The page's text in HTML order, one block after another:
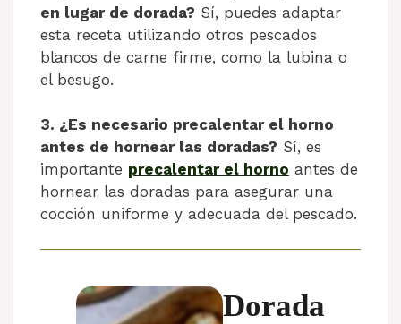
en lugar de dorada? Sí, puedes adaptar
esta receta utilizando otros pescados
blancos de carne firme, como la lubina o
el besugo.
3. ¿Es necesario precalentar el horno
antes de hornear las doradas? Sí, es
importante precalentar el horno antes de
hornear las doradas para asegurar una
cocción uniforme y adecuada del pescado.
Dorada